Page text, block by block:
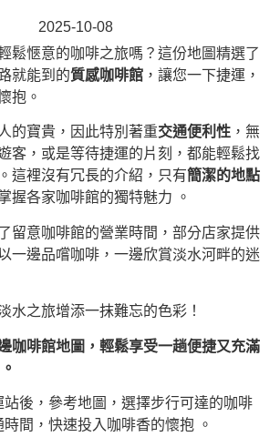
2025-10-08
鬆愜意的咖啡之旅嗎？這份地圖精選了
就能到的質感咖啡館 ，讓您一下捷運，
抱。
的寶貴，因此特別著重交通便利性 ，無
客，或是等待捷運的片刻，都能輕鬆找
這裡沒有冗長的介紹，只有簡潔的地點
握各家咖啡館的獨特魅力 。
留意咖啡館的營業時間，部分店家提供
一邊品嚐咖啡，一邊欣賞淡水河畔的迷
水之旅增添一抹難忘的色彩！
咖啡館地圖，輕鬆享受一趟便捷又充滿
站後，參考地圖，選擇步行可達的咖啡
間，快速投入咖啡香的懷抱 。